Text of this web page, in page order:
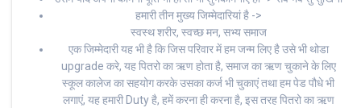
हमारी तीन मुख्य जिम्मेदारियां है ->
स्वस्थ शरीर, स्वच्छ मन, सभ्य समाज
एक जिम्मेदारी यह भी है कि जिस परिवार में हम जन्म लिए है उसे भी थोडा
upgrade करे, यह पितरो का ऋण होता है, समाज का ऋण चुकाने के लिए
स्कूल कालेज का सहयोग करके उसका कर्ज भी चुकाएं तथा हम पेड पौधे भी
लगाएं, यह हमारी Duty है, हमें करना ही करना है, इस तरह पितरो का ऋण